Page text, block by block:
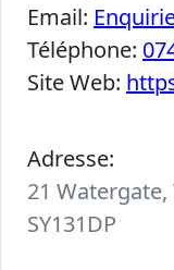
Email:
Téléphone:
Site Web:
Adresse:
21
SY131DP